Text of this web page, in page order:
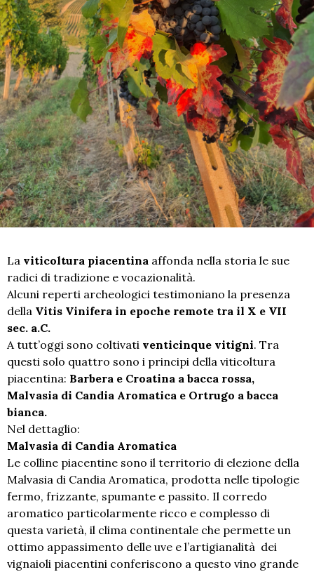
La viticoltura piacentina affonda nella storia le sue
radici di tradizione e vocazionalità.
Alcuni reperti archeologici testimoniano la presenza
della Vitis Vinifera in epoche remote tra il X e VII
sec. a.C.
A tutt’oggi sono coltivati venticinque vitigni. Tra
questi solo quattro sono i principi della viticoltura
piacentina: Barbera e Croatina a bacca rossa,
Malvasia di Candia Aromatica e Ortrugo a bacca
bianca.
Nel dettaglio:
Malvasia di Candia Aromatica
Le colline piacentine sono il territorio di elezione della
Malvasia di Candia Aromatica, prodotta nelle tipologie
fermo, frizzante, spumante e passito. Il corredo
aromatico particolarmente ricco e complesso di
questa varietà, il clima continentale che permette un
ottimo appassimento delle uve e l’artigianalità dei
vignaioli piacentini conferiscono a questo vino grande